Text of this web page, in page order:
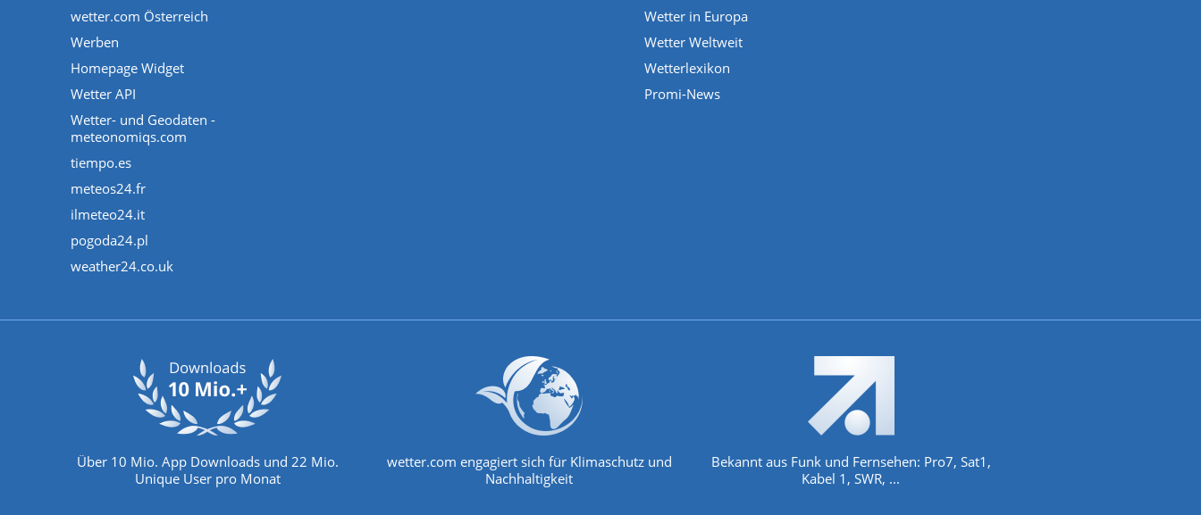
wetter.com Österreich
Werben
Homepage Widget
Wetter API
Wetter- und Geodaten -
meteonomiqs.com
tiempo.es
meteos24.fr
ilmeteo24.it
pogoda24.pl
weather24.co.uk
Wetter in Europa
Wetter Weltweit
Wetterlexikon
Promi-News
Über 10 Mio. App Downloads und 22 Mio.
Unique User pro Monat
wetter.com engagiert sich für Klimaschutz und
Nachhaltigkeit
Bekannt aus Funk und Fernsehen: Pro7, Sat1,
Kabel 1, SWR, ...